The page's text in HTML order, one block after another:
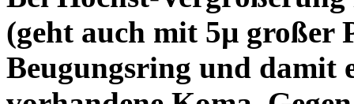
(geht auch mit 5µ großer
Beugungsring und damit